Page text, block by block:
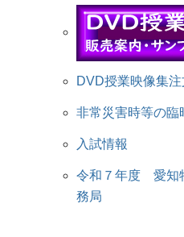
DVD授業映像集
非常災害時等の臨
入試情報
令和７年度 愛知
務局